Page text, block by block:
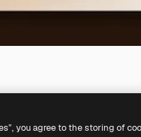
you agree to the storing of